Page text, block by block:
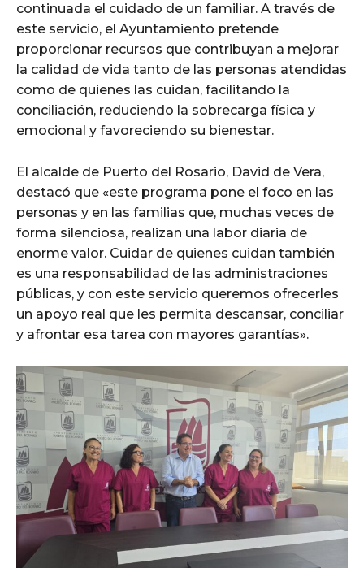
continuada el cuidado de un familiar. A través de
este servicio, el Ayuntamiento pretende
proporcionar recursos que contribuyan a mejorar
la calidad de vida tanto de las personas atendidas
como de quienes las cuidan, facilitando la
conciliación, reduciendo la sobrecarga física y
emocional y favoreciendo su bienestar.
El alcalde de Puerto del Rosario, David de Vera,
destacó que «este programa pone el foco en las
personas y en las familias que, muchas veces de
forma silenciosa, realizan una labor diaria de
enorme valor. Cuidar de quienes cuidan también
es una responsabilidad de las administraciones
públicas, y con este servicio queremos ofrecerles
un apoyo real que les permita descansar, conciliar
y afrontar esa tarea con mayores garantías».